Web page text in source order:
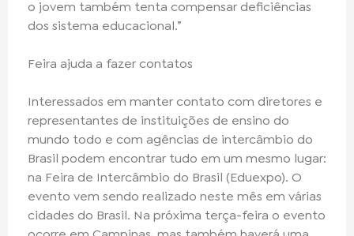
o jovem também tenta compensar deficiências
dos sistema educacional.”
Feira ajuda a fazer contatos
Interessados em manter contato com diretores e
representantes de instituições de ensino do
mundo todo e com agências de intercâmbio do
Brasil podem encontrar tudo em um mesmo lugar:
na Feira de Intercâmbio do Brasil (Eduexpo). O
evento vem sendo realizado neste mês em várias
cidades do Brasil. Na próxima terça-feira o evento